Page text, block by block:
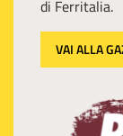
di Ferritalia.
VAI ALLA